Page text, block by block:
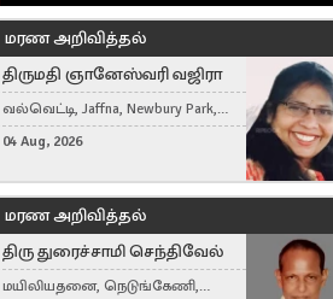
மரண அறிவித்தல்
திருமதி ஞானேஸ்வரி வஜிரா
வல்வெட்டி, Jaffna, Newbury Park,
United Kingdom
04 Aug, 2026
மரண அறிவித்தல்
திரு துரைச்சாமி செந்திவேல்
மயிலியதனை, நெடுங்கேணி,